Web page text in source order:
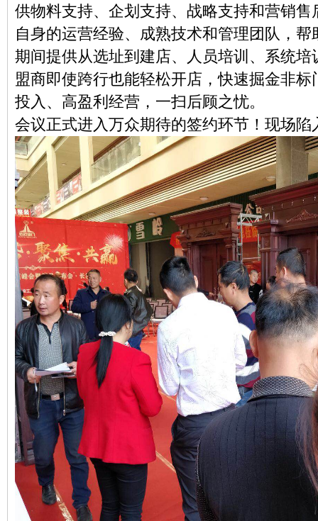
供物料支持、企划支持、战略支持和营销
自身的运营经验、成熟技术和管理团队，
期间提供从选址到建店、人员培训、系统
盟商即使跨行也能轻松开店，快速掘金非
投入、高盈利经营，一扫后顾之忧。
会议正式进入万众期待的签约环节！现场